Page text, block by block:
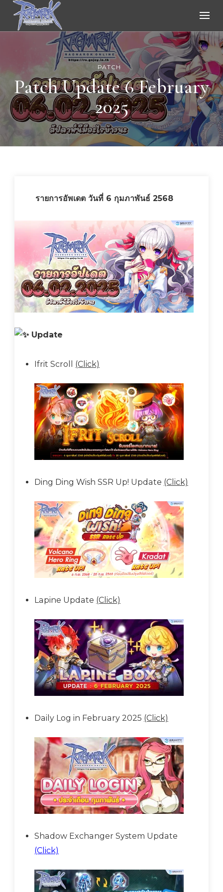
Ragnarok Online
PATCH
Patch Update 6 February
2025
รายการอัพเดต วันที่ 6 กุมภาพันธ์ 2568
Update
Ifrit Scroll (Click)
Ding Ding Wish SSR Up! Update (Click)
Lapine Update (Click)
Daily Log in February 2025 (Click)
Shadow Exchanger System Update
(Click)